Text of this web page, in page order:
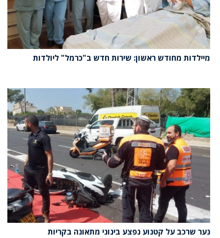
מיילדות מחודש ראשון: שירות חדש ב"כרמל" ליולדות
נער שרכב על קטנוע נפצע בינוני מתאונה בקריות